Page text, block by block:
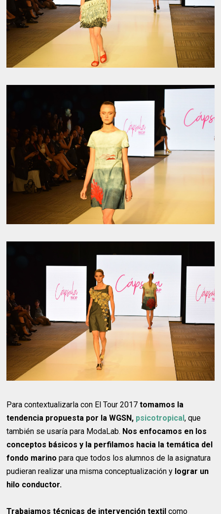
Para contextualizarla con El Tour 2017 tomamos la
tendencia propuesta por la WGSN, psicotropical, que
también se usaría para ModaLab. Nos enfocamos en los
conceptos básicos y la perfilamos hacia la temática del
fondo marinopara que todos los alumnos de la asignatura
pudieran realizar una misma conceptualización y lograr un
hilo conductor.
Trabajamos técnicas de intervención textil como